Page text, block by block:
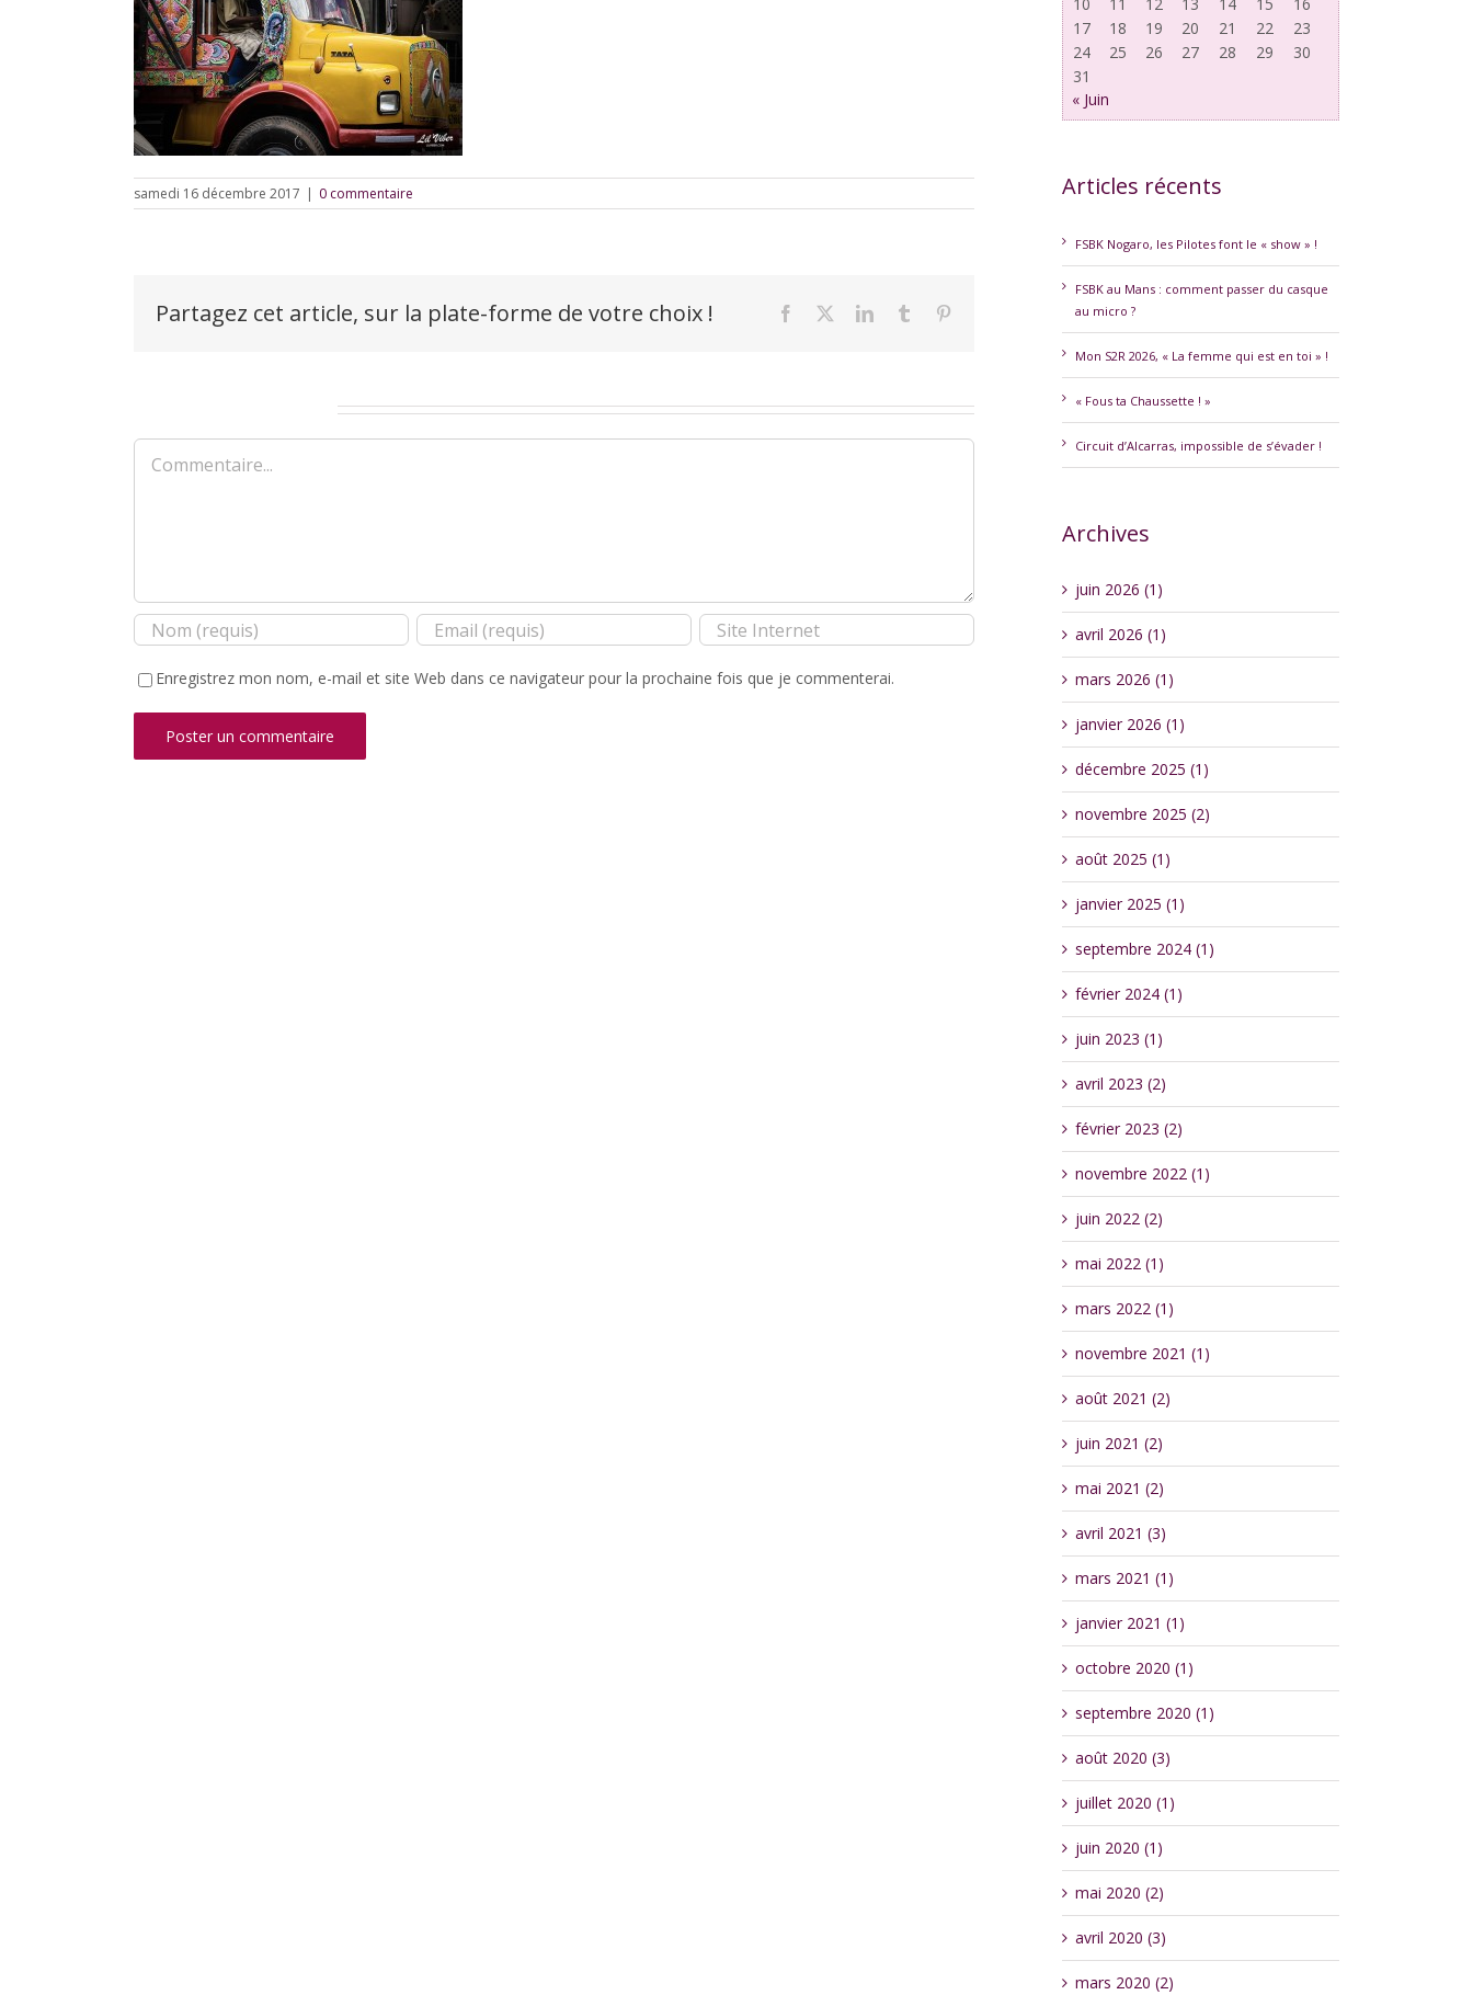
samedi 16 décembre 2017 | 0 commentaire
Partagez cet article, sur la plate-forme de votre choix ! Facebook LinkedInTumblr
Commentaire
Enregistrez mon nom, e-mail et site Web dans ce navigateur pour la prochaine fois que je commenterai.
17
18 19 20 21 22
23
24
25 26 27 28 29
30
31
« Juin
Articles récents
FSBK Nogaro, les Pilotes font le « show » !
FSBK au Mans : comment passer du casque
au micro ?
Mon S2R 2026, « La femme qui est en toi » !
« Fous ta Chaussette ! »
Circuit d’Alcarras, impossible de s’évader !
Archives
juin 2026 (1)
avril 2026 (1)
mars 2026 (1)
janvier 2026 (1)
décembre 2025 (1)
novembre 2025 (2)
août 2025 (1)
janvier 2025 (1)
septembre 2024 (1)
février 2024 (1)
juin 2023 (1)
avril 2023 (2)
février 2023 (2)
novembre 2022 (1)
juin 2022 (2)
mai 2022 (1)
mars 2022 (1)
novembre 2021 (1)
août 2021 (2)
juin 2021 (2)
mai 2021 (2)
avril 2021 (3)
mars 2021 (1)
janvier 2021 (1)
octobre 2020 (1)
septembre 2020 (1)
août 2020 (3)
juillet 2020 (1)
juin 2020 (1)
mai 2020 (2)
avril 2020 (3)
mars 2020 (2)